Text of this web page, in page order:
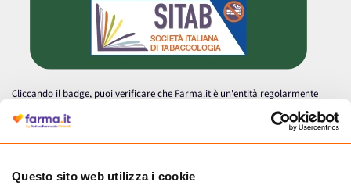
Questo sito web utilizza i cookie
Cliccando il badge, puoi verificare che Farma.it è un'entità regolarmente
autorizzata dal Ministero della Salute a effettuare la vendita online di
medicinali.